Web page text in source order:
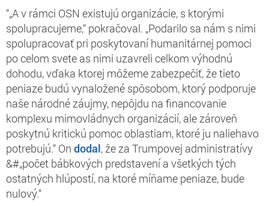
“„A v rámci OSN existujú organizácie, s ktorými
spolupracujeme,“ pokračoval. „Podarilo sa nám s nimi
spolupracovať pri poskytovaní humanitárnej pomoci
po celom svete as nimi uzavreli celkom výhodnú
dohodu, vďaka ktorej môžeme zabezpečiť, že tieto
peniaze budú vynaložené spôsobom, ktorý podporuje
naše národné záujmy, nepôjdu na financovanie
komplexu mimovládnych organizácií, ale zároveň
poskytnú kritickú pomoc oblastiam, ktoré ju naliehavo
potrebujú.“ On dodal, že za Trumpovej administratívy
&#„počet bábkových predstavení a všetkých tých
ostatných hlúpostí, na ktoré míňame peniaze, bude
nulový.“